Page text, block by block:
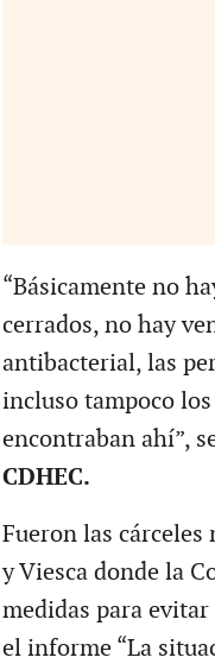
“Básicamente no
cerrados, no hay
antibacterial, las
incluso tampoco
encontraban ahí”,
CDHEC.
Fueron las
y Viesca donde la
medidas para
el informe “La